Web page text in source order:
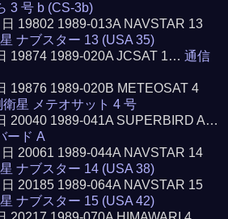
3 号 b (CS-3b)
19802 1989-013A NAVSTAR 13
ナブスター 13 (USA 35)
19874 1989-020A JCSAT 1…通信
19876 1989-020B METEOSAT 4
星 メテオサット 4 号
20040 1989-041A SUPERBIRD A…
ード A
20061 1989-044A NAVSTAR 14
ナブスター 14 (USA 38)
20185 1989-064A NAVSTAR 15
ナブスター 15 (USA 42)